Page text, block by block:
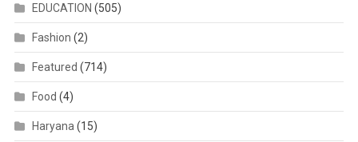
EDUCATION (505)
Fashion (2)
Featured (714)
Food (4)
Haryana (15)